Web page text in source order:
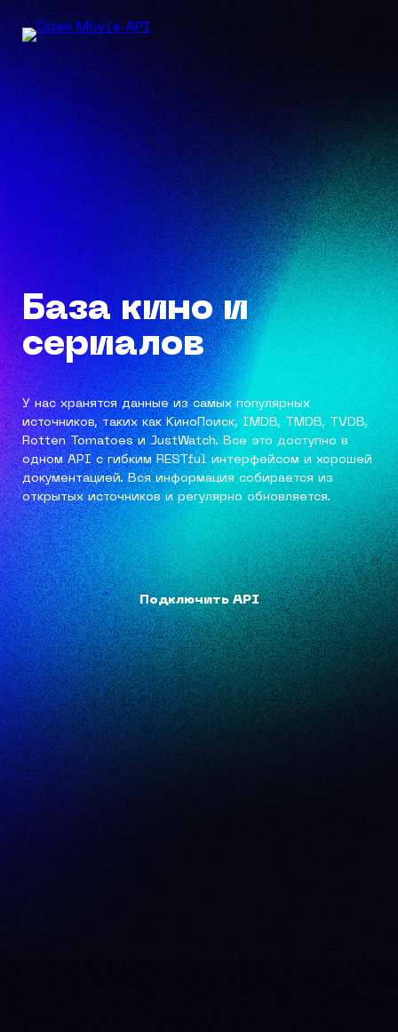
База кино и
сериалов
У нас хранятся данные из самых популярных
источников, таких как КиноПоиск, IMDB, TMDB, TVDB,
Rotten Tomatoes и JustWatch. Все это доступно в
одном API с гибким RESTful интерфейсом и хорошей
документацией. Вся информация собирается из
открытых источников и регулярно обновляется.
Подключить API
Подключить API